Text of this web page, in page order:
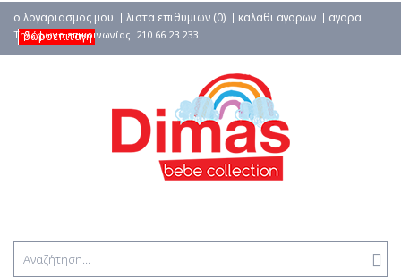
ο λογαριασμος μου λιστα επιθυμιων (0) καλαθι αγορων
αγορα
δωροεπιταγη